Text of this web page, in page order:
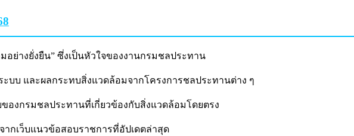
อย่างยั่งยืน” ซึ่งเป็นหัวใจของงานกรมชลประทาน
บบ และผลกระทบสิ่งแวดล้อมจากโครงการชลประทานต่าง ๆ
องกรมชลประทานที่เกี่ยวข้องกับสิ่งแวดล้อมโดยตรง
กเว็บแนวข้อสอบราชการที่อัปเดตล่าสุด